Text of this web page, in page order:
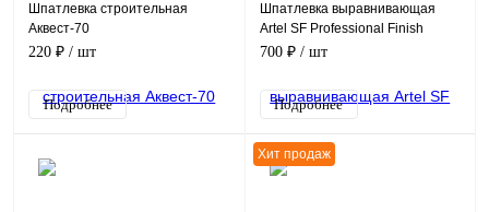
Шпатлевка строительная
Аквест-70
220 ₽ / шт
Подробнее
Шпатлевка выравнивающая
Artel SF Professional Finish
700 ₽ / шт
Подробнее
Хит продаж